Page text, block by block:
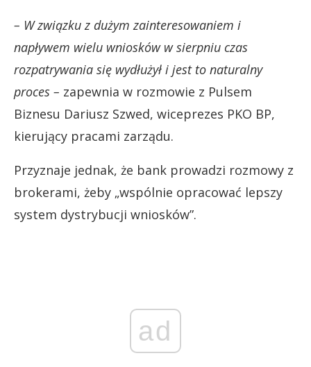
– W związku z dużym zainteresowaniem i
napływem wielu wniosków w sierpniu czas
rozpatrywania się wydłużył i jest to naturalny
proces – zapewnia w rozmowie z Pulsem
Biznesu Dariusz Szwed, wiceprezes PKO BP,
kierujący pracami zarządu.
Przyznaje jednak, że bank prowadzi rozmowy z
brokerami, żeby „wspólnie opracować lepszy
system dystrybucji wniosków”.
ad